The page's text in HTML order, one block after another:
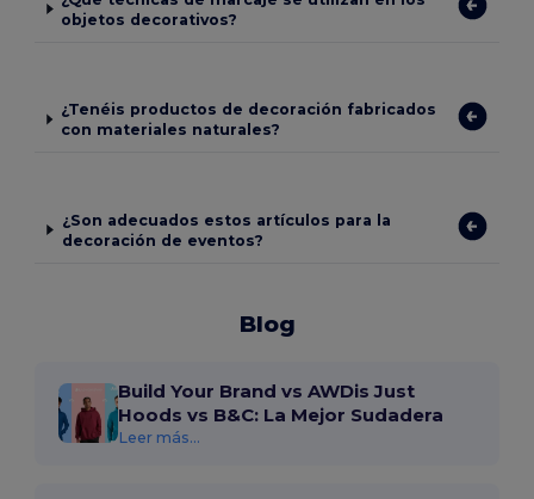
objetos decorativos?
¿Tenéis productos de decoración fabricados
con materiales naturales?
¿Son adecuados estos artículos para la
decoración de eventos?
Blog
Build Your Brand vs AWDis Just
Hoods vs B&C: La Mejor Sudadera
Leer más...